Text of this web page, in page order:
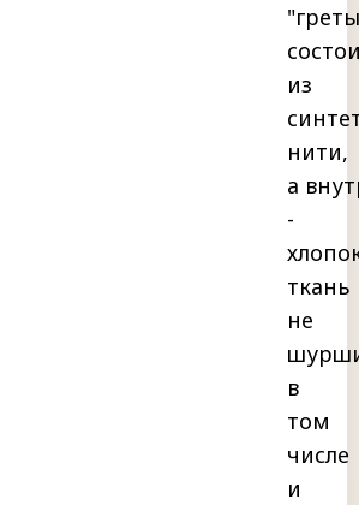
из
нити,
а
-
ткань
не
в
том
числе
и